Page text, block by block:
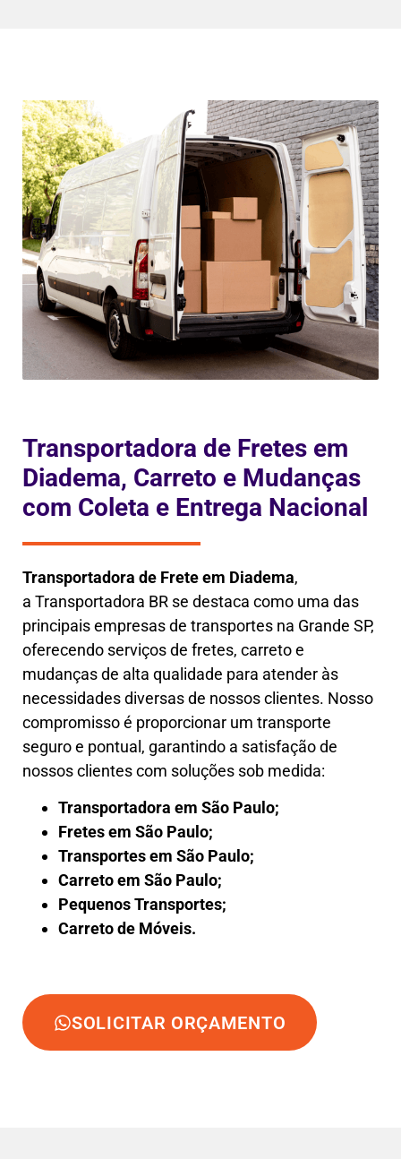
Transportadora de Fretes em
Diadema, Carreto e Mudanças
com Coleta e Entrega Nacional
Transportadora de Frete em Diadema,
a Transportadora BR se destaca como uma das
principais empresas de transportes na Grande SP,
oferecendo serviços de fretes, carreto e
mudanças de alta qualidade para atender às
necessidades diversas de nossos clientes. Nosso
compromisso é proporcionar um transporte
seguro e pontual, garantindo a satisfação de
nossos clientes com soluções sob medida:
Transportadora em São Paulo;
Fretes em São Paulo;
Transportes em São Paulo;
Carreto em São Paulo;
Pequenos Transportes;
Carreto de Móveis.
SOLICITAR ORÇAMENTO